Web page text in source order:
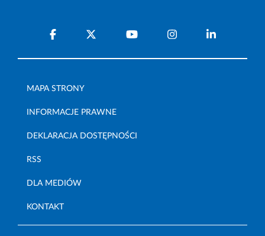
MAPA STRONY
INFORMACJE PRAWNE
DEKLARACJA DOSTĘPNOŚCI
RSS
DLA MEDIÓW
KONTAKT